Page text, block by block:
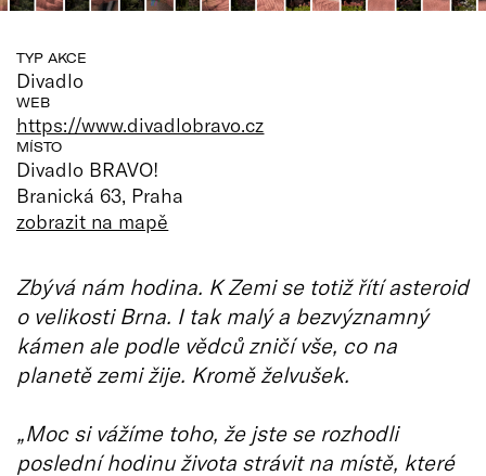
TYP AKCE
Divadlo
WEB
https://www.divadlobravo.cz
MÍSTO
Divadlo BRAVO!
Branická 63, Praha
zobrazit na mapě
Zbývá nám hodina. K Zemi se totiž řítí asteroid
o velikosti Brna. I tak malý a bezvýznamný
kámen ale podle vědců zničí vše, co na
planetě zemi žije. Kromě želvušek.
„Moc si vážíme toho, že jste se rozhodli
poslední hodinu života strávit na místě, které